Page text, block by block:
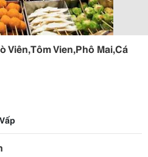
Viên,Tôm Vien,Phô Mai,Cá